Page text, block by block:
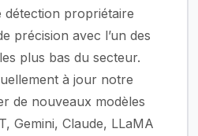
détection propriétaire
précision avec l’un des
plus bas du secteur.
à jour notre
de nouveaux modèles
Gemini, Claude, LLaMA